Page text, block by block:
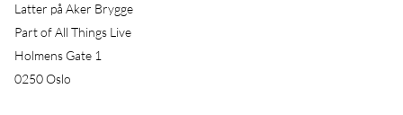
Latter på Aker Brygge
Part of All Things Live
Holmens Gate 1
0250 Oslo